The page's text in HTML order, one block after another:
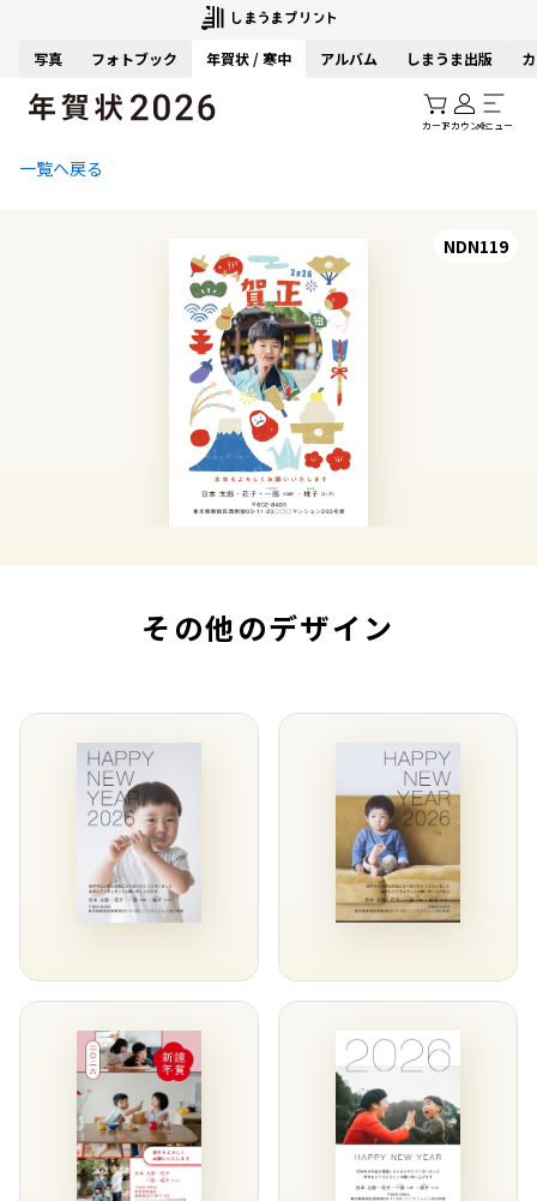
写真 フォトブック 年賀状 / 寒中 アルバム しまうま出版
カートアカウントメニュー
一覧へ戻る
NDN119
その他のデザイン